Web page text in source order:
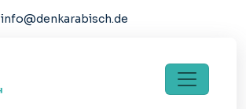
info@denkarabisch.de